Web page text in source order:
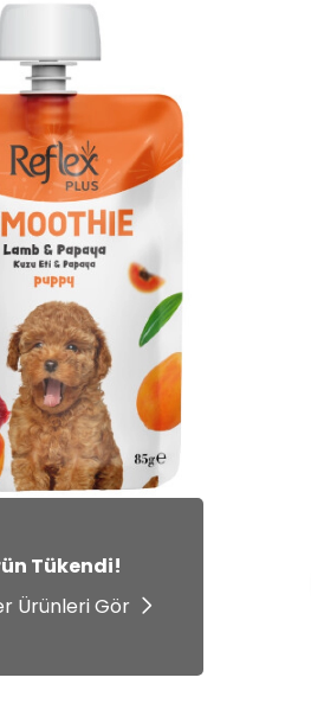
Tükendi!
Ürünleri Gör